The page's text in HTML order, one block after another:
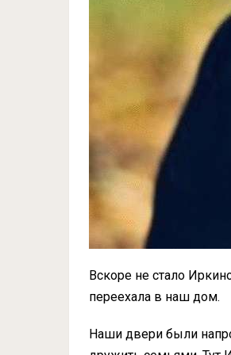
Вскоре не стало
переехала в наш дом.
Наши двери были